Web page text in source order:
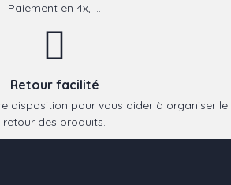
Paiement en 4x, ...
Retour facilité
disposition pour vous aider à organiser le
retour des produits.